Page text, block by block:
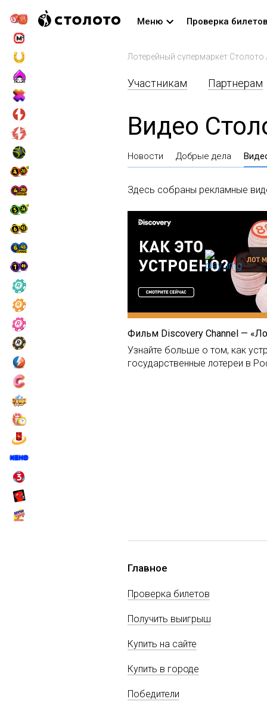
Меню Проверка билетов
Лотерейный супермаркет Столото
Участникам Партнерам
Видео
Новости Добрые дела
Здесь собраны рекламные
Фильм Discovery Channel —
Узнайте больше о том, как
государственные лотереи в
Главное
Проверка билетов
Получить выигрыш
Купить на сайте
Купить в городе
Победители